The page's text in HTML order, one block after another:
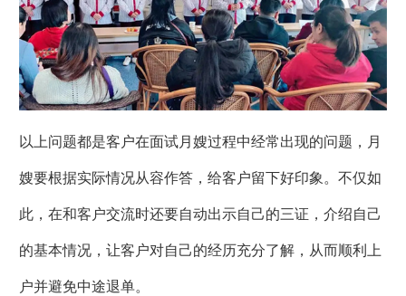
以上问题都是客户在面试月嫂过程中经常出现的问题，月
嫂要根据实际情况从容作答，给客户留下好印象。不仅如
此，在和客户交流时还要自动出示自己的三证，介绍自己
的基本情况，让客户对自己的经历充分了解，从而顺利上
户并避免中途退单。